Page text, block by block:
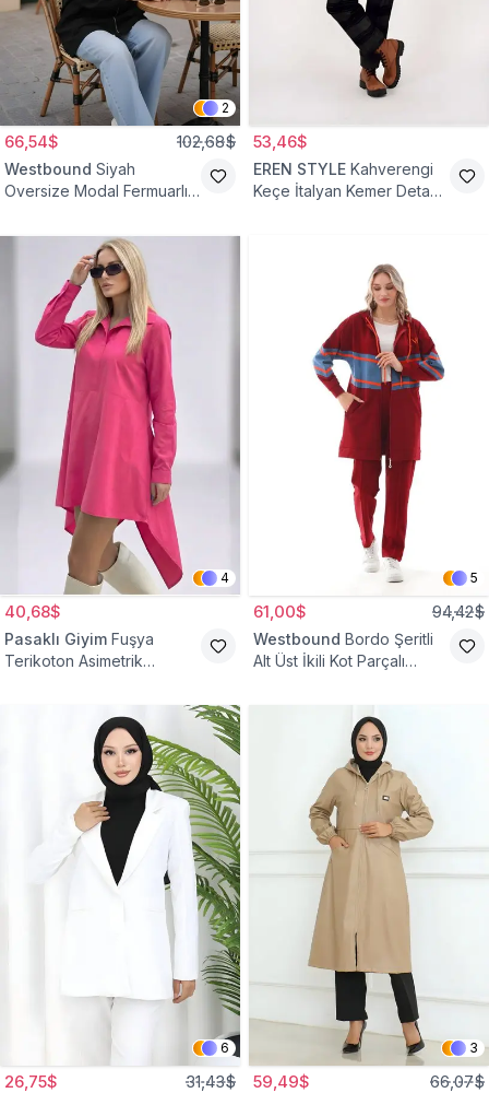
2
66,54$ 102,68$
Westbound Siyah
Oversize Modal Fermuarlı
53,46$
EREN STYLE Kahverengi
Keçe İtalyan Kemer Detaylı
4
40,68$
Pasaklı Giyim Fuşya
Terikoton Asimetrik
5
61,00$ 94,42$
Westbound Bordo Şeritli
Alt Üst İkili Kot Parçalı
6
26,75$ 31,43$
3
59,49$ 66,07$